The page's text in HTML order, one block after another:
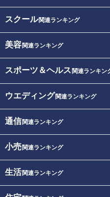
スクール関連ランキング
美容関連ランキング
スポーツ＆ヘルス 関連ランキン
ウエディング関連ランキング
通信関連ランキング
小売関連ランキング
生活関連ランキング